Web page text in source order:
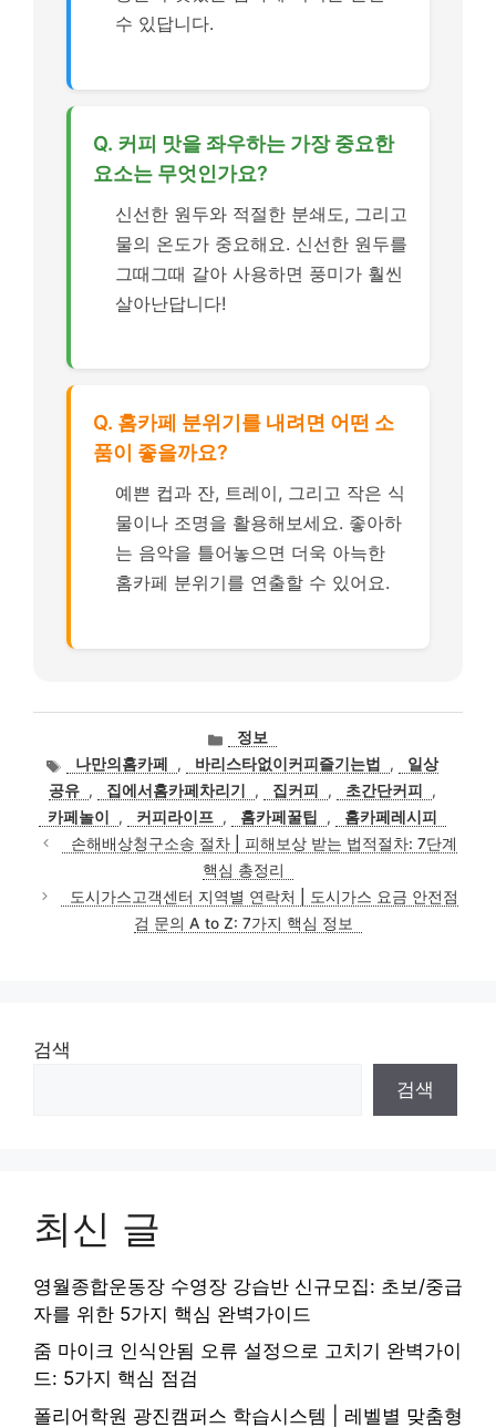
수 있답니다.
Q. 커피 맛을 좌우하는 가장 중요한
요소는 무엇인가요?
신선한 원두와 적절한 분쇄도, 그리고
물의 온도가 중요해요. 신선한 원두를
그때그때 갈아 사용하면 풍미가 훨씬
살아난답니다!
Q. 홈카페 분위기를 내려면 어떤 소
품이 좋을까요?
예쁜 컵과 잔, 트레이, 그리고 작은 식
물이나 조명을 활용해보세요. 좋아하
는 음악을 틀어놓으면 더욱 아늑한
홈카페 분위기를 연출할 수 있어요.
카
테
고
리
정보
태
그
나만의홈카페 , 바리스타없이커피즐기는법 ,
일상
공유 , 집에서홈카페차리기 , 집커피 , 초간단커피
,
카페놀이
, 커피라이프 , 홈카페꿀팁 ,
홈카페레시피
손해배상청구소송 절차 | 피해보상 받는 법적절차: 7단계
핵심 총정리
도시가스고객센터 지역별 연락처 | 도시가스 요금 안전점
검 문의 A to Z: 7가지 핵심 정보
검색
검색
최신 글
영월종합운동장 수영장 강습반 신규모집: 초보/중급
자를 위한 5가지 핵심 완벽가이드
줌 마이크 인식안됨 오류 설정으로 고치기 완벽가이
드: 5가지 핵심 점검
폴리어학원 광진캠퍼스 학습시스템 | 레벨별 맞춤형